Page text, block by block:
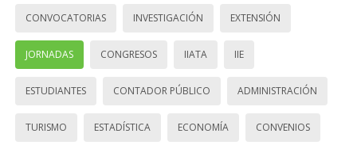
CONVOCATORIAS INVESTIGACIÓN EXTENSIÓN
JORNADAS CONGRESOS IIATA IIE
ESTUDIANTES CONTADOR PÚBLICO ADMINISTRACIÓN
TURISMO ESTADÍSTICA ECONOMÍA CONVENIOS